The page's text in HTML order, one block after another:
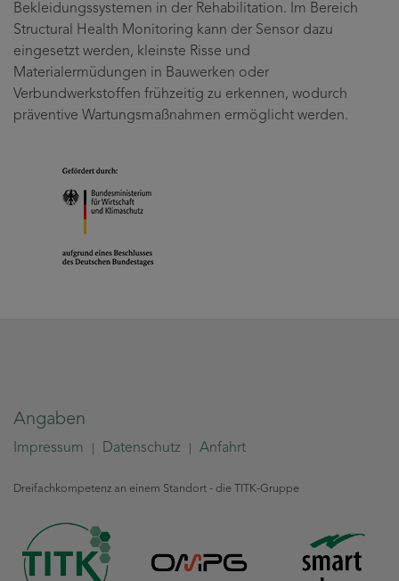
Bekleidungssystemen in der Rehabilitation. Im Bereich
Structural Health Monitoring kann der Sensor dazu
eingesetzt werden, kleinste Risse und
Materialermüdungen in Bauwerken oder
Verbundwerkstoffen frühzeitig zu erkennen, wodurch
präventive Wartungsmaßnahmen ermöglicht werden.
Angaben
Impressum Datenschutz Anfahrt
Dreifachkompetenz an einem Standort - die TITK-Gruppe